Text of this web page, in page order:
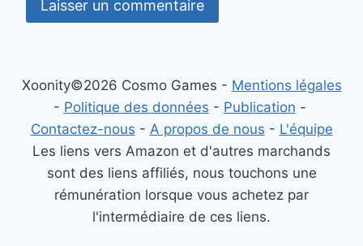
Xoonity©2026 Cosmo Games - Mentions légales
- Politique des données - Publication -
Contactez-nous - A propos de nous - L'équipe
Les liens vers Amazon et d'autres marchands
sont des liens affiliés, nous touchons une
rémunération lorsque vous achetez par
l'intermédiaire de ces liens.